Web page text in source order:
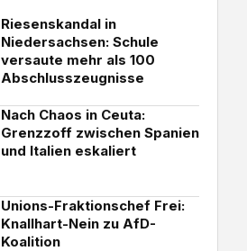
Riesenskandal in
Niedersachsen: Schule
versaute mehr als 100
Abschlusszeugnisse
Nach Chaos in Ceuta:
Grenzzoff zwischen Spanien
und Italien eskaliert
Unions-Fraktionschef Frei:
Knallhart-Nein zu AfD-
Koalition